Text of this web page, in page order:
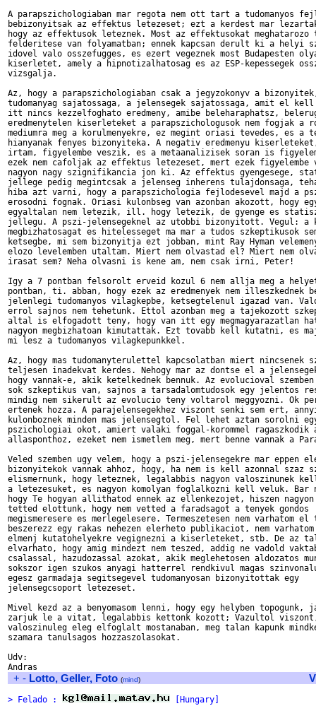
A parapszichologiaban mar regota nem ott tart a tudomanyos
bebizonyitsak az effektus letezeset; ezt a kerdest mar
hogy az effektusok leteznek. Most az effektusokat meghatarozo
felderitese van folyamatban; ennek kapcsan derult ki a helyi
idovel valo osszefugges, es ezert vegeznek most Budapesten
kiserletet, amely a hipnotizalhatosag es az ESP-kepessegek
vizsgalja.
Az, hogy a parapszichologiaban csak a jegyzokonyv a
tudomanyag sajatossaga, a jelensegek sajatossaga, amit el
itt nincs kezzelfoghato eredmeny, amibe beleharaphatsz,
eredmenytelen kiserleteket a parapszichologusok nem fogjak a
mediumra meg a korulmenyekre, ez megint oriasi tevedes, es a
hianyanak fenyes bizonyiteka. A negativ eredmenyu
irtam, figyelembe veszik, es a metaanalizisek soran is
ezek nem cafoljak az effektus letezeset, mert ezek
nagyon nagy szignifikancia jon ki. Az effektus gyengesege,
jellege pedig megintcsak a jelenseg inherens tulajdonsaga,
hiba azt varni, hogy a parapszichologia fejlodesevel majd a
erosodni fognak. Oriasi kulonbseg van azonban akozott, hogy
egyaltalan nem letezik, ill. hogy letezik, de gyenge es
jellegu. A pszi-jelensegeknel az utobbi bizonyitott. Vegul: a
megbizhatosagat es hitelesseget ma mar a tudos szkeptikusok
ketsegbe, mi sem bizonyitja ezt jobban, mint Ray Hyman
elozo levelemben utaltam. Miert nem olvastad el? Miert nem
irasat sem? Neha olvasni is kene am, nem csak irni, Peter!
Igy a 7 pontban felsorolt erveid kozul 6 nem allja meg a
pontban, ti. abban, hogy ezek az eredmenyek nem illeszkednek
jelenlegi tudomanyos vilagkepbe, ketsegtelenul igazad van.
errol sajnos nem tehetunk. Ettol azonban meg a tajekozott
altal is elfogadott teny, hogy van itt egy megmagyarazatlan
nagyon megbizhatoan kimutattak. Ezt tovabb kell kutatni, es
mi lesz a tudomanyos vilagkepunkkel.
Az, hogy mas tudomanyterulettel kapcsolatban miert nincsenek
teljesen inadekvat kerdes. Nehogy mar az dontse el a
hogy vannak-e, akik ketelkednek bennuk. Az evolucioval
sok szkeptikus van, sajnos a tarsadalomtudosok egy jelentos
mindig nem sikerult az evolucio teny voltarol meggyozni. Ok
ertenek hozza. A parajelensegekhez viszont senki sem ert,
kulonboznek minden mas jelensegtol. Fel lehet aztan sorolni
pszichologiai okot, amiert valaki foggal-korommel ragaszkodik
allasponthoz, ezeket nem ismetlem meg, mert benne vannak a
Veled szemben ugy velem, hogy a pszi-jelensegekre mar eppen
bizonyitekok vannak ahhoz, hogy, ha nem is kell azonnal szaz
elismernunk, hogy leteznek, legalabbis nagyon valoszinunek
a letezesuket, es nagyon komolyan foglalkozni kell veluk. Bar
hogy Te hogyan allithatod ennek az ellenkezojet, hiszen
tetted elottunk, hogy nem vetted a faradsagot a tenyek gondos
megismeresere es merlegelesere. Termeszetesen nem varhatom
beszerezz egy rakas nehezen elerheto publikaciot, nem
elmenj kutatohelyekre vegignezni a kiserleteket, stb. De az
elvarhato, hogy amig mindezt nem teszed, addig ne vadold
csalassal, hazudozassal azokat, akik meglehetosen aldozatos
sokszor igen szukos anyagi hatterrel rendkivul magas
egesz garmadaja segitsegevel tudomanyosan bizonyitottak egy
jelensegcsoport letezeset.
Mivel kezd az a benyomasom lenni, hogy egy helyben topogunk,
zarjuk le a vitat, legalabbis kettonk kozott; Vazultol
valoszinuleg eleg elfoglalt mostanaban, meg talan kapunk
szamara tanulsagos hozzaszolasokat.
Udv:
+ - Lotto, Geller, Foto (mind)
> Felado :
[Hungary]